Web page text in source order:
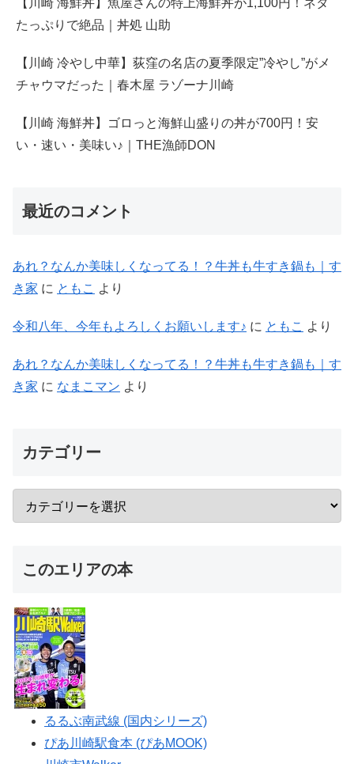
【川崎 海鮮丼】魚屋さんの特上海鮮丼が1,100円！ネタ
たっぷりで絶品｜丼処 山助
【川崎 冷やし中華】荻窪の名店の夏季限定”冷やし”がメ
チャウマだった｜春木屋 ラゾーナ川崎
【川崎 海鮮丼】ゴロっと海鮮山盛りの丼が700円！安
い・速い・美味い♪｜THE漁師DON
最近のコメント
あれ？なんか美味しくなってる！？牛丼も牛すき鍋も｜す
き家 に ともこ より
令和八年、今年もよろしくお願いします♪ に ともこ より
あれ？なんか美味しくなってる！？牛丼も牛すき鍋も｜す
き家 に なまこマン より
カテゴリー
このエリアの本
るるぶ南武線 (国内シリーズ)
ぴあ川崎駅食本 (ぴあMOOK)